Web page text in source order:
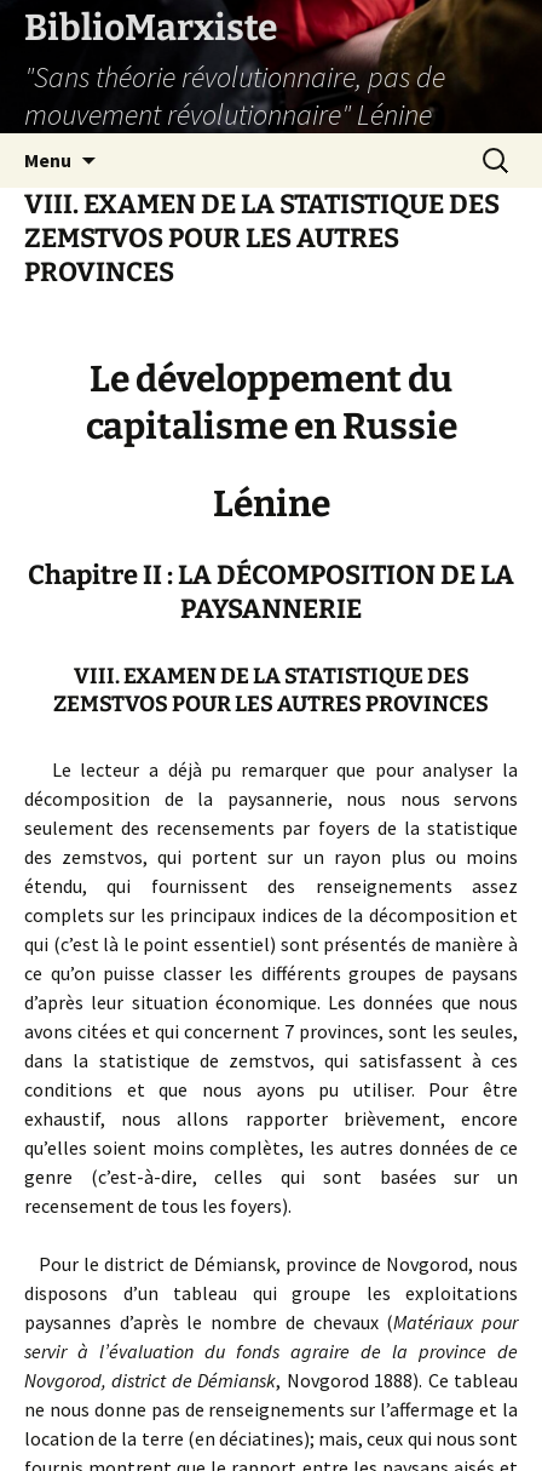
Aller
contenu
BiblioMarxiste
"Sans théorie révolutionnaire, pas de
mouvement révolutionnaire" Lénine
Menu
VIII. EXAMEN DE LA STATISTIQUE DES
ZEMSTVOS POUR LES AUTRES
PROVINCES
Le développement du
capitalisme en Russie
Lénine
Chapitre II : LA DÉCOMPOSITION DE LA
PAYSANNERIE
VIII. EXAMEN DE LA STATISTIQUE DES
ZEMSTVOS POUR LES AUTRES PROVINCES
Le lecteur a déjà pu remarquer que pour analyser la
décomposition de la paysannerie, nous nous servons
seulement des recensements par foyers de la statistique
des zemstvos, qui portent sur un rayon plus ou moins
étendu, qui fournissent des renseignements assez
complets sur les principaux indices de la décomposition et
qui (c’est là le point essentiel) sont présentés de manière à
ce qu’on puisse classer les différents groupes de paysans
d’après leur situation économique. Les données que nous
avons citées et qui concernent 7 provinces, sont les seules,
dans la statistique de zemstvos, qui satisfassent à ces
conditions et que nous ayons pu utiliser. Pour être
exhaustif, nous allons rapporter brièvement, encore
qu’elles soient moins complètes, les autres données de ce
genre (c’est-à-dire, celles qui sont basées sur un
recensement de tous les foyers).
Pour le district de Démiansk, province de Novgorod, nous
disposons d’un tableau qui groupe les exploitations
paysannes d’après le nombre de chevaux (Matériaux pour
servir à l’évaluation du fonds agraire de la province de
Novgorod, district de Démiansk, Novgorod 1888). Ce tableau
ne nous donne pas de renseignements sur l’affermage et la
location de la terre (en déciatines); mais, ceux qui nous sont